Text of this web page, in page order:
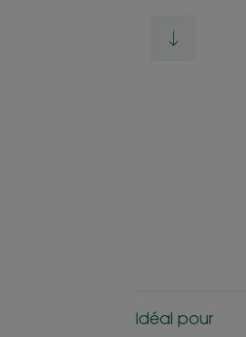
Idéal pour